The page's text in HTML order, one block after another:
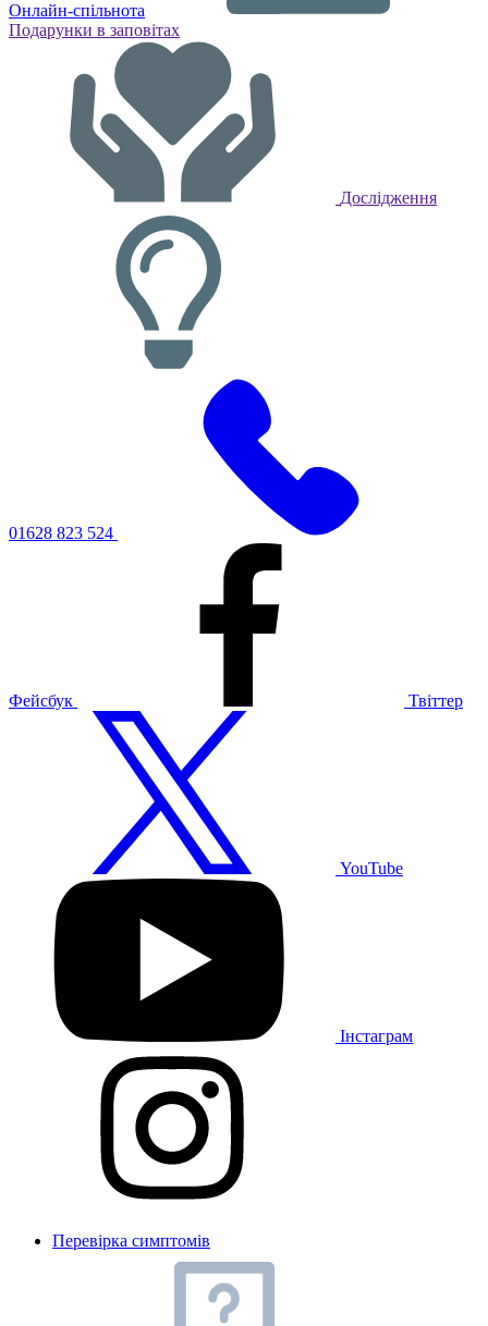
Онлайн-спільнота
Подарунки в заповітах
Дослідження
01628 823 524
Фейсбук Твіттер
YouTube
Інстаграм
Перевірка симптомів